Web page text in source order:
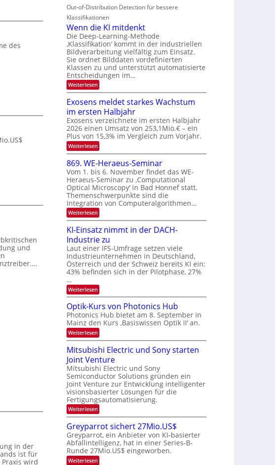
des
und
in der
ist für
wird
n
I
O
N
T
e
c
h
T
a
l
k
e
n
a
u
f
d
e
r
V
I
S
I
O
N
2
0
2
6
a
g
u
n
g
z
u
E
l
e
k
t
r
o
n
i
k
-
u
n
d
B
i
l
d
v
e
r
a
r
b
e
i
t
u
n
g
s
-
T
r
e
n
d
s
Out-of-Distribution Detection für bessere
Klassifikationen
Wenn die KI mitdenkt
Die Deep-Learning-Methode
‚Klassifikation‘ kommt in der industriellen
Bildverarbeitung vielfältig zum Einsatz.
Sie ordnet Bilddaten vordefinierten
Klassen zu und unterstützt automatisierte
Entscheidungen im…
Weiterlesen:
W
n
n
d
i
e
K
I
m
i
t
d
e
n
k
t
Exosens meldet starkes Wachstum
im ersten Halbjahr
Exosens verzeichnete im ersten Halbjahr
2026 einen Umsatz von 253,1Mio.€ – ein
Plus von 15,3% im Vergleich zum Vorjahr.
Weiterlesen:
E
x
o
s
e
n
s
m
e
l
d
e
t
s
t
a
r
k
e
W
a
h
s
t
u
m
m
e
r
s
t
e
n
H
a
l
b
j
a
h
r
869. WE-Heraeus-Seminar
Vom 1. bis 6. November findet das WE-
Heraeus-Seminar zu ‚Computational
Optical Microscopy‘ in Bad Honnef statt.
Themenschwerpunkte sind die
Integration von Computeralgorithmen…
Weiterlesen:
8
9
.
W
E
-
H
e
a
e
s
-
S
e
m
i
n
a
r
KI-Einsatz nimmt in der DACH-
Industrie zu
Laut einer IFS-Umfrage setzen viele
Industrieunternehmen in Deutschland,
Österreich und der Schweiz bereits KI ein:
43% befinden sich in der Pilotphase, 27%
…
Weiterlesen:
K
-
E
i
n
s
a
t
z
n
i
m
m
t
i
n
d
e
r
D
A
C
H
-
Optik-Kurs von Photonics Hub
Photonics Hub bietet am 8. September in
Mainz den Kurs ‚Basiswissen Optik II‘ an.
Weiterlesen:
O
p
t
i
k
-
K
u
r
s
v
o
P
h
o
t
o
n
Mitsubishi Electric und Sony starten
Joint Venture
Mitsubishi Electric und Sony
Semiconductor Solutions gründen ein
Joint Venture zur Entwicklung intelligenter
visionsbasierter Lösungen für die
Fertigungsautomatisierung.
Weiterlesen:
M
t
s
u
b
i
s
Greyparrot sichert 27Mio.US$
Greyparrot, ein Anbieter von KI-basierter
Abfallintelligenz, hat in einer Series-B-
Runde 27Mio.US$ eingeworben.
Weiterlesen: